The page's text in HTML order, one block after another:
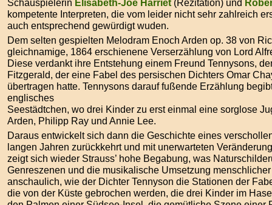
Schauspielerin Elisabeth-Joe Harriet (Rezitation) und
kompetente Interpreten, die vom leider nicht sehr zahlreich
auch entsprechend gewürdigt wuden.
Dem selten gespielten Melodram Enoch Arden op. 38 von
gleichnamige, 1864 erschienene Verserzählung von Lord
Diese verdankt ihre Entstehung einem Freund Tennysons,
Fitzgerald, der eine Fabel des persischen Dichters Omar
übertragen hatte. Tennysons darauf fußende Erzählung
englisches
Seestädtchen, wo drei Kinder zu erst einmal eine sorglose
Arden, Philipp Ray und Annie Lee.
Daraus entwickelt sich dann die Geschichte eines
langen Jahren zurückkehrt und mit unerwarteten
zeigt sich wieder Strauss’ hohe Begabung, was
Genreszenen und die musikalische Umsetzung
anschaulich, wie der Dichter Tennyson die Stationen der
die von der Küste gebrochen werden, die drei Kinder im